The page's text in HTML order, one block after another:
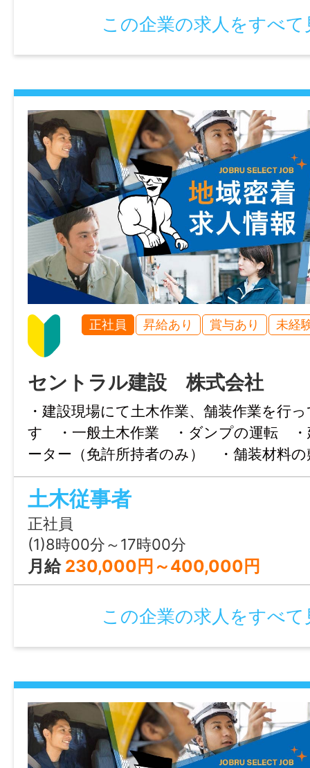
マイカー通勤
時間外
月平均：20時間以内
特記事項
・受動喫煙防止対策：喫煙室設置
・試用期間：3ヶ月
・試用期間中の労働条件：月給215,000～
手当の支給なし）※他同条件
・雇用期間の定め：なし
・定年制：あり（65歳）
・再雇用制度：あり（70歳）
・固定残業代制：なし
情報公開日
2026/05/01 23:59
60分
会社カレンダーに準ずる ※土曜日が就業な
に振休を取得
休日・休暇
完全週休2日制（土・日）、GW、夏季休
ヶ月経過後の年次有給休暇日数：10日
諸手当
昇給あり
通勤手当あり(上限15,000円/月)
退職金制度あり(勤続2年以上)
資格手当あり(上限50,000円/月)
資格取得補助あり
家族手当あり(配偶者：6,000円/月、子：
5,000円/月)
時間外手当あり
加入保険等
社会保険完備（雇用・健康・労災・厚生）
月平均：20時間以内
特記事項
・受動喫煙防止対策：喫煙室設置
この企業の求人をすべて
正社員 昇給あり 賞与あり 未経
セントラル建設 株式会社
・建設現場にて土木作業、舗装作業を行
す ・一般土木作業 ・ダンプの運転 ・
ーター（免許所持者のみ） ・舗装材料の
め 変更範囲：会社の定める現場
土木従事者
正社員
(1)8時00分～17時00分
月給 230,000円～400,000円
この企業の求人をすべて